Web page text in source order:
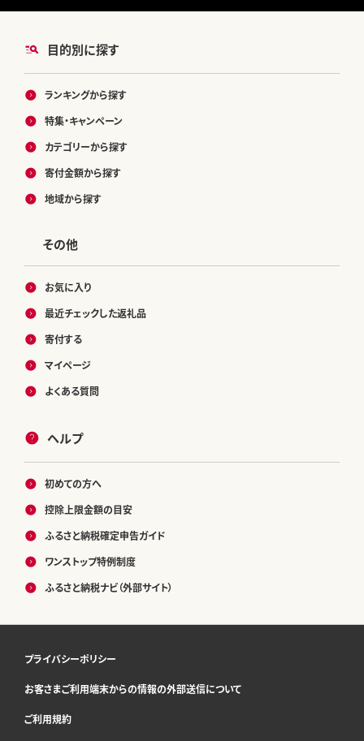
目的別に探す
ランキングから探す
特集・キャンペーン
カテゴリーから探す
寄付金額から探す
地域から探す
その他
お気に入り
最近チェックした返礼品
寄付する
マイページ
よくある質問
ヘルプ
初めての方へ
控除上限金額の目安
ふるさと納税確定申告ガイド
ワンストップ特例制度
ふるさと納税ナビ（外部サイト）
プライバシーポリシー
お客さまご利用端末からの情報の外部送信について
ご利用規約